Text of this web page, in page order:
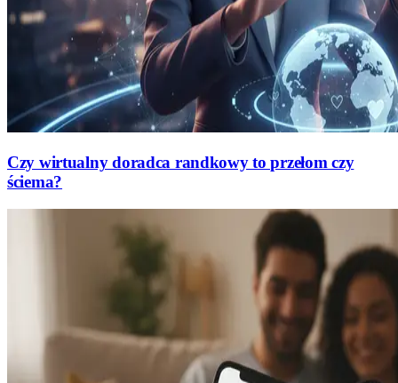
Czy wirtualny doradca randkowy to przełom czy
ściema?